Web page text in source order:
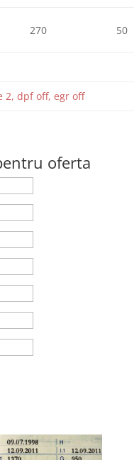
270 50
2, dpf off, egr off
oferta